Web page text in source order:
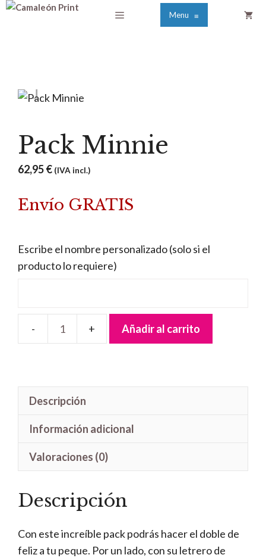
Saltar
Menú Menu ≡
Pack Minnie
62,95€ (IVA incl.)
Envío GRATIS
Escribe el nombre personalizado (solo si el
producto lo requiere)
Pack
Añadir al carrito
Descripción
Información adicional
Valoraciones (0)
Descripción
Con este increíble pack podrás hacer el doble de
feliz a tu peque. Por un lado, con su letrero de